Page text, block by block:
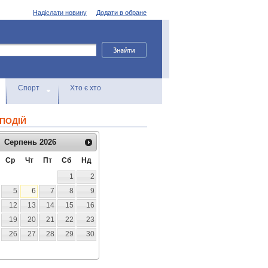
Додати в обране
Надіслати новину
Спорт Хто є хто
Серпень 2026
Ср Чт Пт Сб
Нд
1
2
5 6 7 8
9
12 13 14 15
16
19 20 21 22
23
26 27 28 29
30